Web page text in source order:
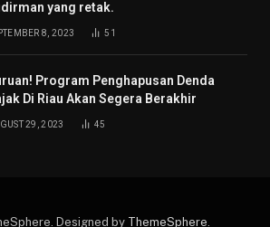
yang retak.
8, 2023 51
Program Penghapusan Denda
Di Riau Akan Segera Berakhir
29, 2023 45
Designed by ThemeSphere.